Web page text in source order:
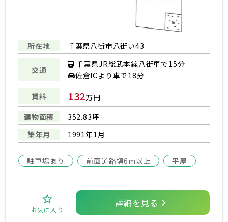
所在地 千葉県八街市八街い43
交通
千葉県JR総武本線八街車で15分
佐倉ICより車で18分
賃料 132万円
建物面積
352.83坪
築年月
1991年1月
駐車場あり 前面道路幅6m以上 平屋
お気に入り
詳細を見る